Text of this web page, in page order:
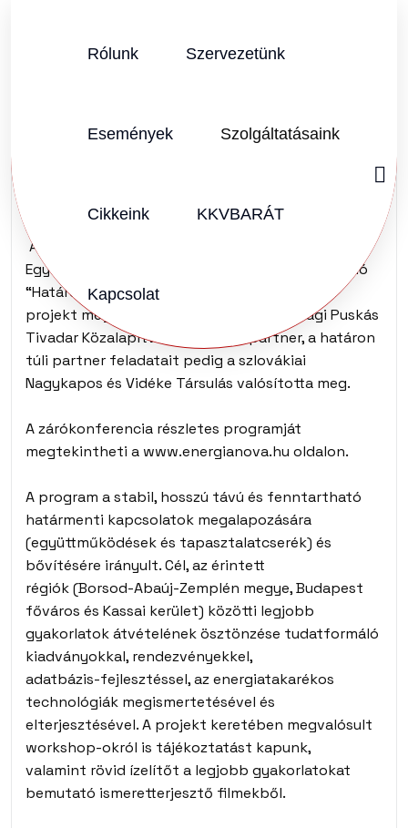
Rólunk Szervezetünk
Események Szolgáltatásaink
Cikkeink KKVBARÁT
Kapcsolat
SZERZŐ:KKVHÁZ SZERKESZTŐSÉG
Határtalan
energiamegtakarítás
A Magyarország-Szlovákia Határon Átnyúló
Együttműködési Program keretében megvalósuló
“Határok nélkül a megújuló energiákkal” című
projekt megvalósításában a magyarországi Puskás
Tivadar Közalapítvány a vezető partner, a határon
túli partner feladatait pedig a szlovákiai
Nagykapos és Vidéke Társulás valósította meg.
A zárókonferencia részletes programját
megtekintheti a www.energianova.hu oldalon.
A program a stabil, hosszú távú és fenntartható
határmenti kapcsolatok megalapozására
(együttműködések és tapasztalatcserék) és
bővítésére irányult. Cél, az érintett
régiók (Borsod-Abaúj-Zemplén megye, Budapest
főváros és Kassai kerület) közötti legjobb
gyakorlatok átvételének ösztönzése tudatformáló
kiadványokkal, rendezvényekkel,
adatbázis-fejlesztéssel, az energiatakarékos
technológiák megismertetésével és
elterjesztésével. A projekt keretében megvalósult
workshop-okról is tájékoztatást kapunk,
valamint rövid ízelítőt a legjobb gyakorlatokat
bemutató ismeretterjesztő filmekből.